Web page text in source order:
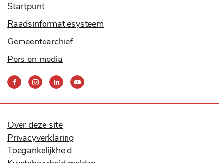
Startpunt
Raadsinformatiesysteem
Gemeentearchief
Pers en media
Bereik
ons
social
media
kanalen
Over deze site
Privacyverklaring
Toegankelijkheid